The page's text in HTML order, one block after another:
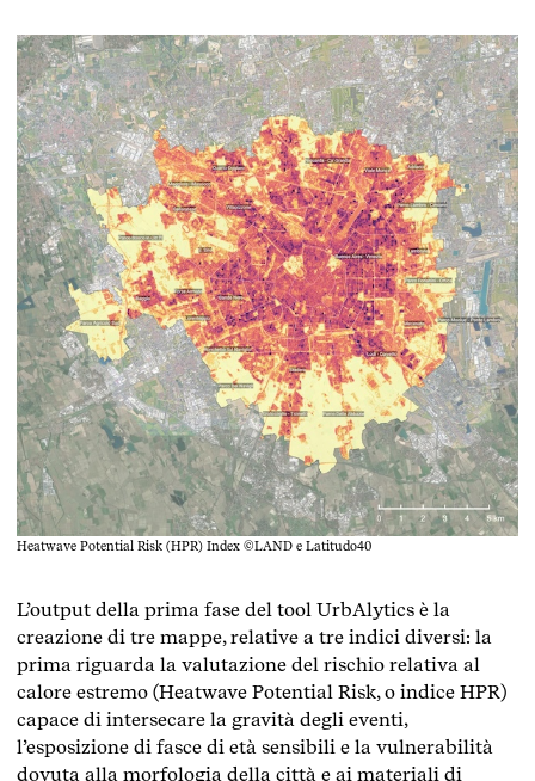
Heatwave Potential Risk (HPR) Index ©LAND e Latitudo40
L’output della prima fase del tool UrbAlytics è la
creazione di tre mappe, relative a tre indici diversi: la
prima riguarda la valutazione del rischio relativa al
calore estremo (Heatwave Potential Risk, o indice HPR)
capace di intersecare la gravità degli eventi,
l’esposizione di fasce di età sensibili e la vulnerabilità
dovuta alla morfologia della città e ai materiali di